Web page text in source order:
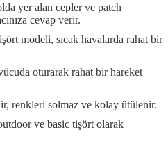
yer alan cepler ve patch
cevap verir.
modeli, sıcak havalarda rahat bir
oturarak rahat bir hareket
renkleri solmaz ve kolay ütülenir.
ve basic tişört olarak